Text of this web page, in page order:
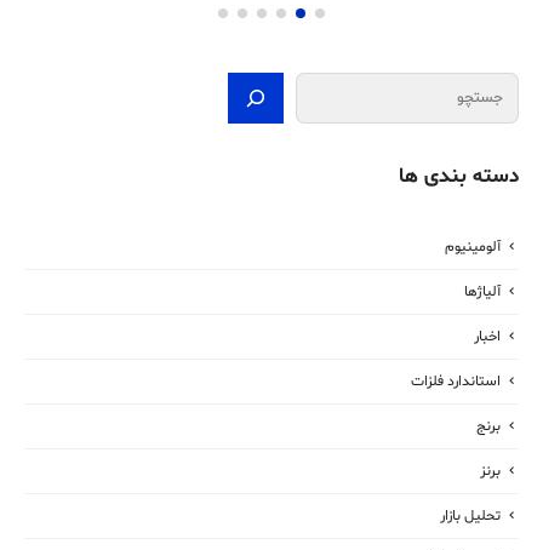
جستجو
دسته بندی ها
آلومینیوم
آلیاژها
اخبار
استاندارد فلزات
برنج
برنز
تحلیل بازار